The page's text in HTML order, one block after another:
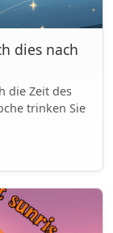
dies nach
die Zeit des
trinken Sie